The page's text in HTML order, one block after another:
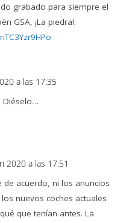
grabado para siempre el
GSA, ¡La piedra!.
a las 17:35
Diéselo…
2020 a las 17:51
de acuerdo, ni los anuncios
nuevos coches actuales
que tenían antes. La